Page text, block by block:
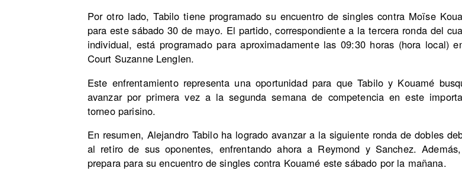
Por otro lado, Tabilo tiene programado su encuentro de singles contra Moïse
para este sábado 30 de mayo. El partido, correspondiente a la tercera ronda del
individual, está programado para aproximadamente las 09:30 horas (hora local)
Court Suzanne Lenglen.
Este enfrentamiento representa una oportunidad para que Tabilo y Kouamé
avanzar por primera vez a la segunda semana de competencia en este
torneo parisino.
En resumen, Alejandro Tabilo ha logrado avanzar a la siguiente ronda de dobles
al retiro de sus oponentes, enfrentando ahora a Reymond y Sanchez.
prepara para su encuentro de singles contra Kouamé este sábado por la mañana.